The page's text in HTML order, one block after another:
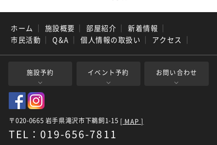
ホーム ｜ 施設概要 ｜ 部屋紹介 ｜ 新着情報 ｜
市民活動 ｜ Q&A ｜ 個人情報の取扱い ｜ アクセス ｜
施設予約 イベント予約 お問い合わせ
〒020-0665 岩手県滝沢市下鵜飼1-15 [ MAP ]
TEL：019-656-7811